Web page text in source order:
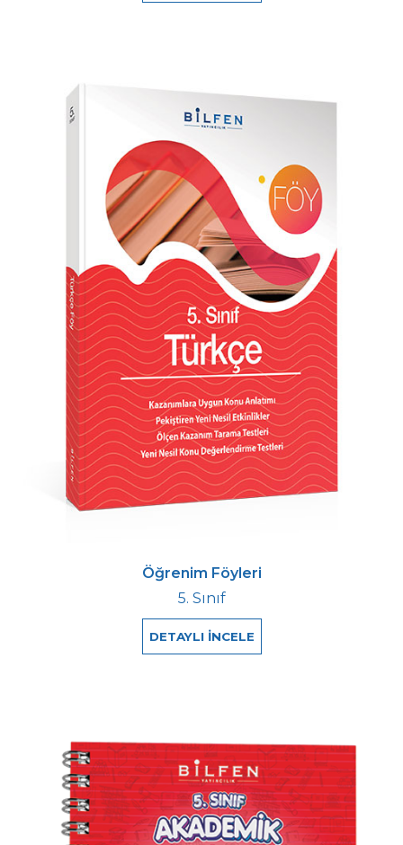
Öğrenim Föyleri
5. Sınıf
DETAYLI İNCELE